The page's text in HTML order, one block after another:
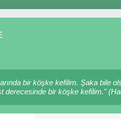
bir köşke kefilim. Şaka bile
derecesinde bir köşke kefilim."